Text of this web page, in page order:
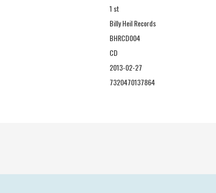
1 st
Billy Heil Records
BHRCD004
CD
2013-02-27
7320470137864